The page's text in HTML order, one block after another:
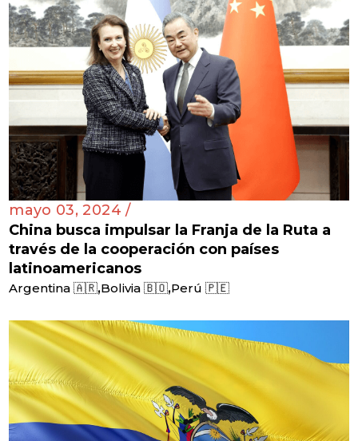
mayo 03, 2024 /
China busca impulsar la Franja de la Ruta a
través de la cooperación con países
latinoamericanos
Argentina 🇦🇷,Bolivia 🇧🇴,Perú 🇵🇪